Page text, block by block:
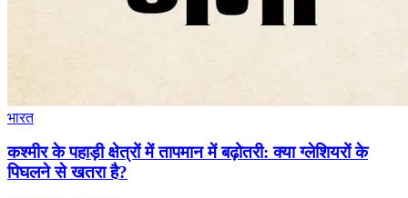
भारत
कश्मीर के पहाड़ी क्षेत्रों में तापमान में बढ़ोतरी: क्या ग्लेशियरों के
पिघलने से खतरा है?